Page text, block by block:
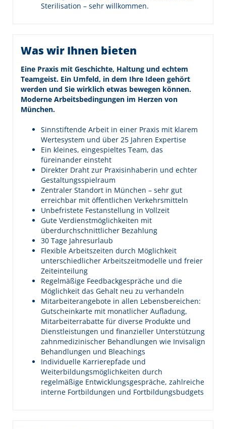
Sterilisation – sehr willkommen.
Was wir Ihnen bieten
Eine Praxis mit Geschichte, Haltung und echtem
Teamgeist. Ein Umfeld, in dem Ihre Ideen gehört
werden und Sie wirklich etwas bewegen können.
Moderne Arbeitsbedingungen im Herzen von
München.
Sinnstiftende Arbeit in einer Praxis mit klarem
Wertesystem und über 25 Jahren Expertise
Ein kleines, eingespieltes Team, das
füreinander einsteht
Direkter Draht zur Praxisinhaberin und echter
Gestaltungsspielraum
Zentraler Standort in München – sehr gut
erreichbar mit öffentlichen Verkehrsmitteln
Unbefristete Festanstellung in Vollzeit
Gute Verdienstmöglichkeiten mit
überdurchschnittlicher Bezahlung
30 Tage Jahresurlaub
Flexible Arbeitszeiten durch Möglichkeit
unterschiedlicher Arbeitszeitmodelle und freier
Zeiteinteilung
Regelmäßige Feedbackgespräche und die
Möglichkeit das Gehalt neu zu verhandeln
Mitarbeiterangebote in allen Lebensbereichen:
Gutscheinkarte mit monatlicher Aufladung,
Mitarbeiterrabatte für diverse Produkte und
Dienstleistungen und finanzieller Unterstützung
zahnmedizinischer Behandlungen wie Invisalign
Behandlungen und Bleachings
Individuelle Karrierepfade und
Weiterbildungsmöglichkeiten durch
regelmäßige Entwicklungsgespräche, zahlreiche
interne Fortbildungen und Fortbildungsbudgets